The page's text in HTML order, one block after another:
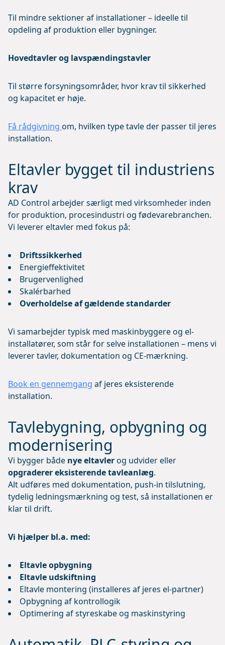
Til mindre sektioner af installationer – ideelle til
opdeling af produktion eller bygninger.
Hovedtavler og lavspændingstavler
Til større forsyningsområder, hvor krav til sikkerhed
og kapacitet er høje.
Få rådgivning om, hvilken type tavle der passer til jeres
installation.
Eltavler bygget til industriens
krav
AD Control arbejder særligt med virksomheder inden
for produktion, procesindustri og fødevarebranchen.
Vi leverer eltavler med fokus på:
Driftssikkerhed
Energieffektivitet
Brugervenlighed
Skalérbarhed
Overholdelse af gældende standarder
Vi samarbejder typisk med maskinbyggere og el-
installatører, som står for selve installationen – mens vi
leverer tavler, dokumentation og CE-mærkning.
Book en gennemgang af jeres eksisterende
installation.
Tavlebygning, opbygning og
modernisering
Vi bygger både nye eltavlerog udvider eller
opgraderer eksisterende tavleanlæg.
Alt udføres med dokumentation, push-in tilslutning,
tydelig ledningsmærkning og test, så installationen er
klar til drift.
Vi hjælper bl.a. med:
Eltavle opbygning
Eltavle udskiftning
Eltavle montering (installeres af jeres el-partner)
Opbygning af kontrollogik
Optimering af styreskabe og maskinstyring